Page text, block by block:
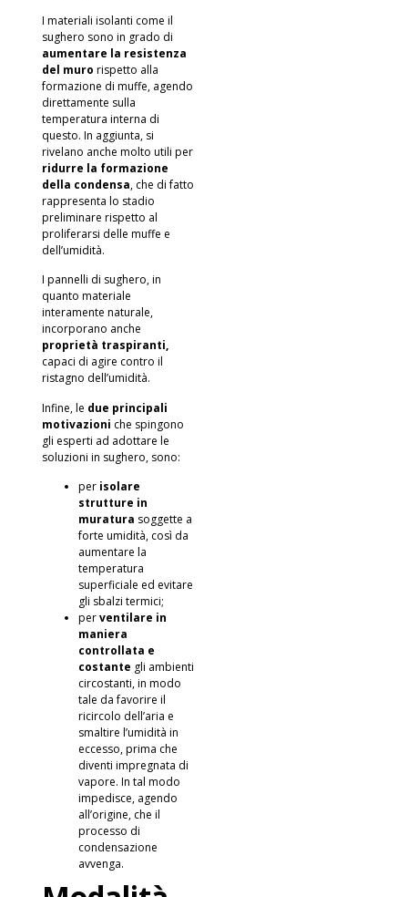
I materiali isolanti come il
sughero sono in grado di
aumentare la resistenza
del muro rispetto alla
formazione di muffe, agendo
direttamente sulla
temperatura interna di
questo. In aggiunta, si
rivelano anche molto utili per
ridurre la formazione
della condensa, che di fatto
rappresenta lo stadio
preliminare rispetto al
proliferarsi delle muffe e
dell’umidità.
I pannelli di sughero, in
quanto materiale
interamente naturale,
incorporano anche
proprietà traspiranti,
capaci di agire contro il
ristagno dell’umidità.
Infine, le due principali
motivazioni che spingono
gli esperti ad adottare le
soluzioni in sughero, sono:
per isolare
strutture in
muratura soggette a
forte umidità, così da
aumentare la
temperatura
superficiale ed evitare
gli sbalzi termici;
perventilare in
maniera
controllata e
costante gli ambienti
circostanti, in modo
tale dafavorire il
ricircolo dell’aria e
smaltire l’umidità in
eccesso, prima che
diventi impregnata di
vapore. In tal modo
impedisce, agendo
all’origine, che il
processo di
condensazione
avvenga.